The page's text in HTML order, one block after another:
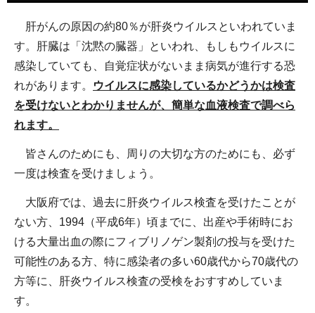
肝がんの原因の約80％が肝炎ウイルスといわれていま
す。肝臓は「沈黙の臓器」といわれ、もしもウイルスに
感染していても、自覚症状がないまま病気が進行する恐
れがあります。
ウイルスに感染しているかどうかは検査
を受けないとわかりませんが、簡単な血液検査で調べら
れます。
皆さんのためにも、周りの大切な方のためにも、必ず
一度は検査を受けましょう。
大阪府では、過去に肝炎ウイルス検査を受けたことが
ない方、1994（平成6年）頃までに、出産や手術時にお
ける大量出血の際にフィブリノゲン製剤の投与を受けた
可能性のある方、特に感染者の多い60歳代から70歳代の
方等に、肝炎ウイルス検査の受検をおすすめしていま
す。